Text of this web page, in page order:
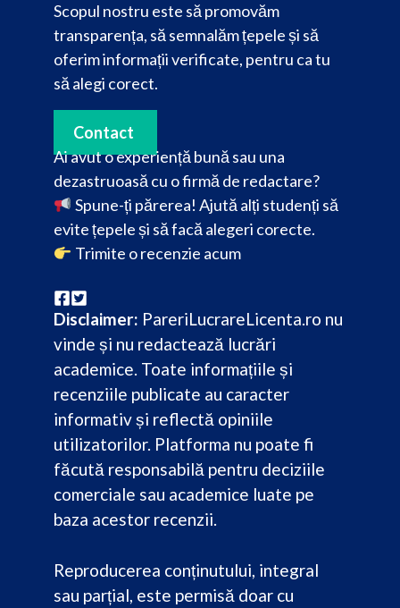
Scopul nostru este să promovăm
transparența, să semnalăm țepele și să
oferim informații verificate, pentru ca tu
să alegi corect.
Contact
Ai avut o experiență bună sau una
dezastruoasă cu o firmă de redactare?
Spune-ți părerea! Ajută alți studenți să
evite țepele și să facă alegeri corecte.
Trimite o recenzie acum
Disclaimer: PareriLucrareLicenta.ro nu
vinde și nu redactează lucrări
academice. Toate informațiile și
recenziile publicate au caracter
informativ și reflectă opiniile
utilizatorilor. Platforma nu poate fi
făcută responsabilă pentru deciziile
comerciale sau academice luate pe
baza acestor recenzii.
Reproducerea conținutului, integral
sau parțial, este permisă doar cu